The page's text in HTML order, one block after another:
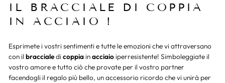
IL BRACCIALE DI COPPIA
IN ACCIAIO !
Esprimete i vostri sentimenti e tutte le emozioni che vi attraversano
con il braccialedi coppiainacciaioiperresistente! Simboleggiate il
vostro amore e tutto ciò che provate per il vostro partner
facendogli il regalo più bello, un accessorio ricordo che vi unirà per